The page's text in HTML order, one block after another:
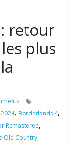
retour
plus
, Borderlands 4,
Remastered,
Old Country,